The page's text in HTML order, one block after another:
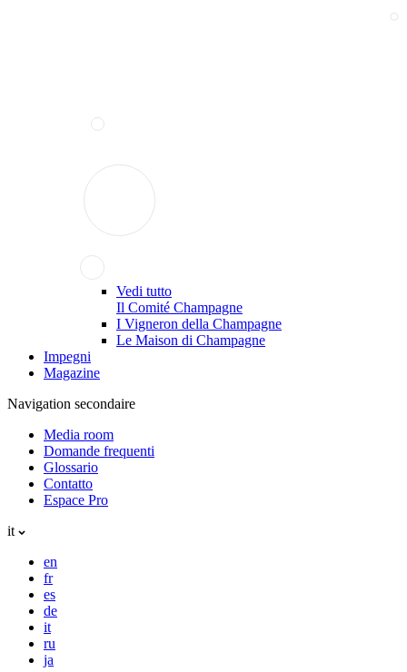
Vedi tutto
Il Comité Champagne
I Vigneron della Champagne
Le Maison di Champagne
Impegni
Magazine
Navigation secondaire
Media room
Domande frequenti
Glossario
Contatto
Espace Pro
it
en
fr
es
de
it
ru
ja